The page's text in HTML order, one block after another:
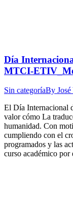
Día
MTCI-
Sin categoríaBy
El Día Internacional
valor cómo La
humanidad. Con
cumpliendo con el
programados y las
curso académico